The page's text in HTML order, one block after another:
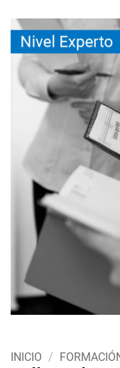
INICIO /